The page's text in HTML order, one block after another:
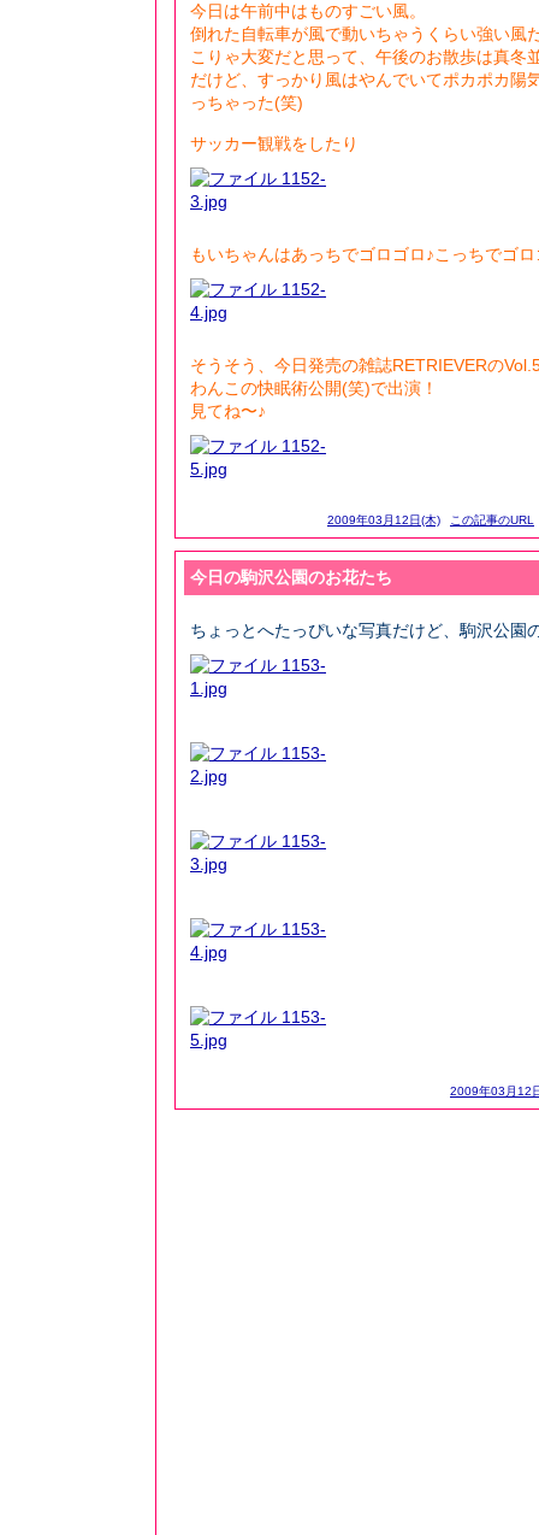
今日は午前中はものすごい風。
倒れた自転車が風で動いちゃうくらい強い風
こりゃ大変だと思って、午後のお散歩は真冬
だけど、すっかり風はやんでいてポカポカ陽
っちゃった(笑)
サッカー観戦をしたり
もいちゃんはあっちでゴロゴロ♪こっちでゴ
そうそう、今日発売の雑誌RETRIEVERの
わんこの快眠術公開(笑)で出演！
見てね〜♪
2009年03月12日(木) この記事のURL
今日の駒沢公園のお花たち
ちょっとへたっぴいな写真だけど、駒沢公園
2009年03月12